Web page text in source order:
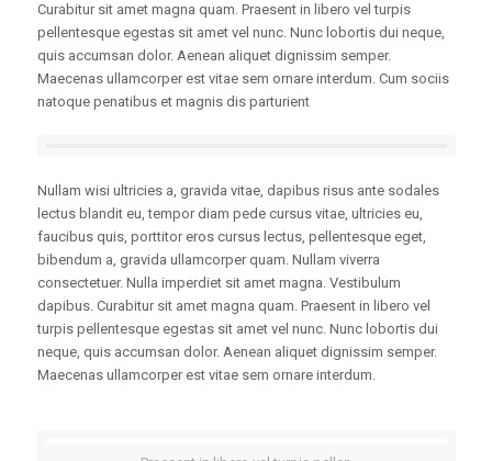
Curabitur sit amet magna quam. Praesent in libero vel turpis
pellentesque egestas sit amet vel nunc. Nunc lobortis dui neque,
quis accumsan dolor. Aenean aliquet dignissim semper.
Maecenas ullamcorper est vitae sem ornare interdum. Cum sociis
natoque penatibus et magnis dis parturient
Nullam wisi ultricies a, gravida vitae, dapibus risus ante sodales
lectus blandit eu, tempor diam pede cursus vitae, ultricies eu,
faucibus quis, porttitor eros cursus lectus, pellentesque eget,
bibendum a, gravida ullamcorper quam. Nullam viverra
consectetuer. Nulla imperdiet sit amet magna. Vestibulum
dapibus. Curabitur sit amet magna quam. Praesent in libero vel
turpis pellentesque egestas sit amet vel nunc. Nunc lobortis dui
neque, quis accumsan dolor. Aenean aliquet dignissim semper.
Maecenas ullamcorper est vitae sem ornare interdum.